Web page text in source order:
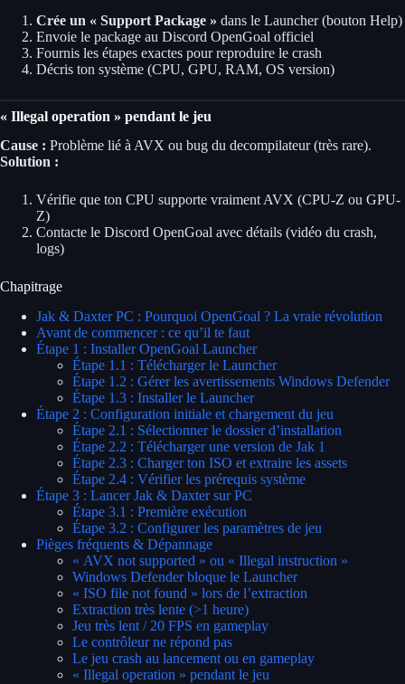
Crée un « Support Package » dans le Launcher (bouton Help)
Envoie le package au Discord OpenGoal officiel
Fournis les étapes exactes pour reproduire le crash
Décris ton système (CPU, GPU, RAM, OS version)
« Illegal operation » pendant le jeu
Cause : Problème lié à AVX ou bug du decompilateur (très rare).
Solution :
Vérifie que ton CPU supporte vraiment AVX (CPU-Z ou GPU-
Z)
Contacte le Discord OpenGoal avec détails (vidéo du crash,
logs)
Chapitrage
Jak & Daxter PC : Pourquoi OpenGoal ? La vraie révolution
Avant de commencer : ce qu’il te faut
Étape 1 : Installer OpenGoal Launcher
Étape 1.1 : Télécharger le Launcher
Étape 1.2 : Gérer les avertissements Windows Defender
Étape 1.3 : Installer le Launcher
Étape 2 : Configuration initiale et chargement du jeu
Étape 2.1 : Sélectionner le dossier d’installation
Étape 2.2 : Télécharger une version de Jak 1
Étape 2.3 : Charger ton ISO et extraire les assets
Étape 2.4 : Vérifier les prérequis système
Étape 3 : Lancer Jak & Daxter sur PC
Étape 3.1 : Première exécution
Étape 3.2 : Configurer les paramètres de jeu
Pièges fréquents & Dépannage
« AVX not supported » ou « Illegal instruction »
Windows Defender bloque le Launcher
« ISO file not found » lors de l’extraction
Extraction très lente (>1 heure)
Jeu très lent / 20 FPS en gameplay
Le contrôleur ne répond pas
Le jeu crash au lancement ou en gameplay
« Illegal operation » pendant le jeu